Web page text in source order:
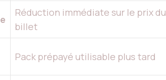
Réduction immédiate sur le prix du
billet
Pack prépayé utilisable plus tard